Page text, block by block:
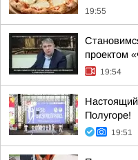
19:55
проектом
19:54
Полугоре!
19:51